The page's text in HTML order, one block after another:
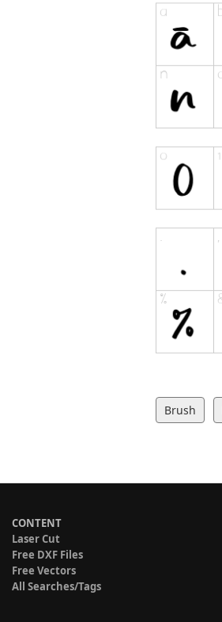
Brush
CONTENT
Laser Cut
Free DXF Files
Free Vectors
All Searches/Tags